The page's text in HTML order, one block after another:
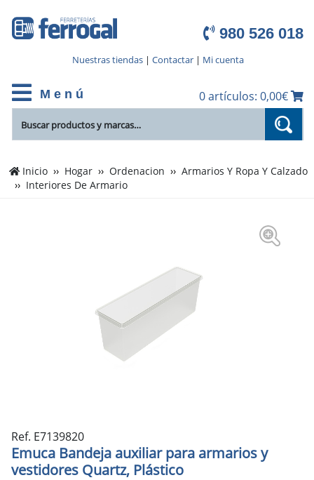
980 526 018
Nuestras tiendas| Contactar| Mi cuenta
M e n ú 0 artículos: 0,00€
Inicio Hogar Ordenacion
Armarios Y Ropa Y Calzado
Interiores De Armario
Ref. E7139820
Emuca Bandeja auxiliar para armarios y
vestidores Quartz, Plástico